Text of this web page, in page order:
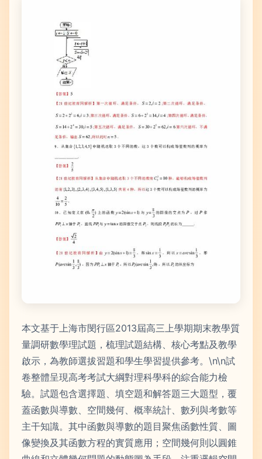
本文基于上海市閔行區2013屆高三上學期期末教學質
量調研數學理試題，梳理試題結構、核心考點及教學
啟示，為教師選拔習題和學生學習提供參考。\n\n試
卷整體呈現高考考試大綱對理科學科的綜合能力檢
驗。試題包含選擇題、填空題和解答題三大題型，覆
蓋函數與導數、空間幾何、概率統計、數列與考數等
主干知識。其中函數與導數的題目聚焦函數性質、圖
像變換及其函數方程的實質應用；空間幾何則以圓錐